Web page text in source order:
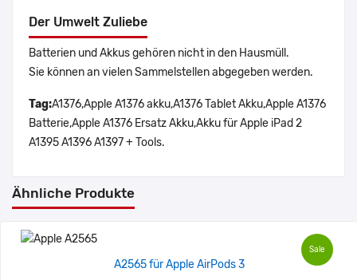
Der Umwelt Zuliebe
Batterien und Akkus gehören nicht in den Hausmüll.
Sie können an vielen Sammelstellen abgegeben werden.
Tag:A1376,Apple A1376 akku,A1376 Tablet Akku,Apple A1376
Batterie,Apple A1376 Ersatz Akku,Akku für Apple iPad 2
A1395 A1396 A1397 + Tools.
Ähnliche Produkte
Sale
A2565 für Apple AirPods 3